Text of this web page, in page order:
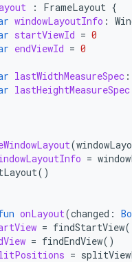
: FrameLayout {
windowLayoutInfo :
startViewId = 0
endViewId = 0
lastWidthMeasureSpec :
lastHeightMeasureSpec
(
=
()
onLayout(changed :
= findStartView
= findEndView()
=